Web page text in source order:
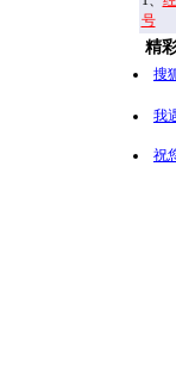
号
精
搜
我
祝